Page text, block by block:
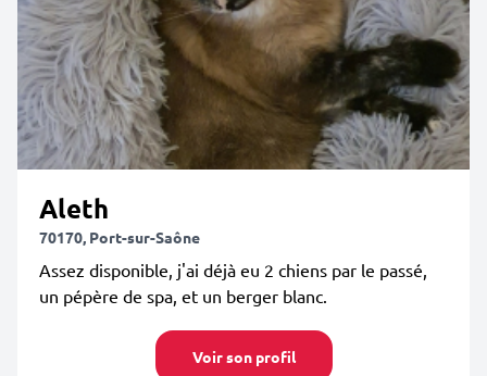
Aleth
70170, Port-sur-Saône
Assez disponible, j'ai déjà eu 2 chiens par le passé,
un pépère de spa, et un berger blanc.
Voir son profil